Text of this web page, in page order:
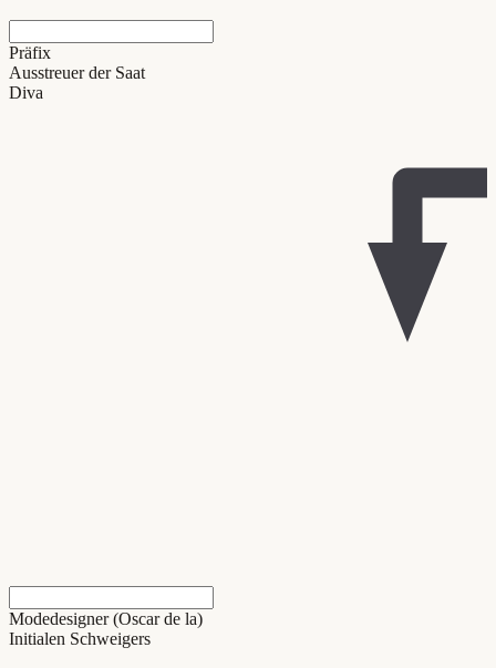
Präfix
Ausstreuer der Saat
Diva
Modedesigner (Oscar de la)
Initialen Schweigers